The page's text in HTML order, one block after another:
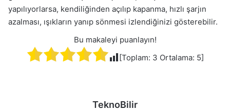
yapılıyorlarsa, kendiliğinden açılıp kapanma, hızlı şarjın
azalması, ışıkların yanıp sönmesi izlendiğinizi gösterebilir.
Bu makaleyi puanlayın!
[Toplam: 3 Ortalama: 5]
TeknoBilir